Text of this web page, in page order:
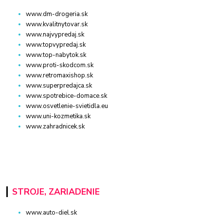
www.dm-drogeria.sk
www.kvalitnytovar.sk
www.najvypredaj.sk
www.topvypredaj.sk
www.top-nabytok.sk
www.proti-skodcom.sk
www.retromaxishop.sk
www.superpredajca.sk
www.spotrebice-domace.sk
www.osvetlenie-svietidla.eu
www.uni-kozmetika.sk
www.zahradnicek.sk
STROJE, ZARIADENIE
www.auto-diel.sk